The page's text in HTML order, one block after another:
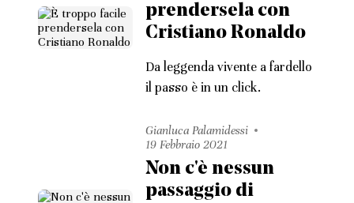
prendersela con
Cristiano Ronaldo
Da leggenda vivente a fardello
il passo è in un click.
Gianluca Palamidessi
19 Febbraio 2021
Non c'è nessun
passaggio di